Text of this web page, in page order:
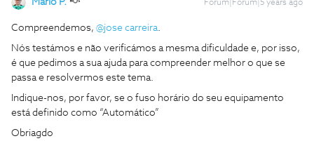
Mário P. Forum|Forum|5 years ago
Compreendemos, @jose carreira.
Nós testámos e não verificámos a mesma dificuldade e, por isso,
é que pedimos a sua ajuda para compreender melhor o que se
passa e resolvermos este tema.
Indique-nos, por favor, se o fuso horário do seu equipamento
está definido como “Automático”
Obriagdo